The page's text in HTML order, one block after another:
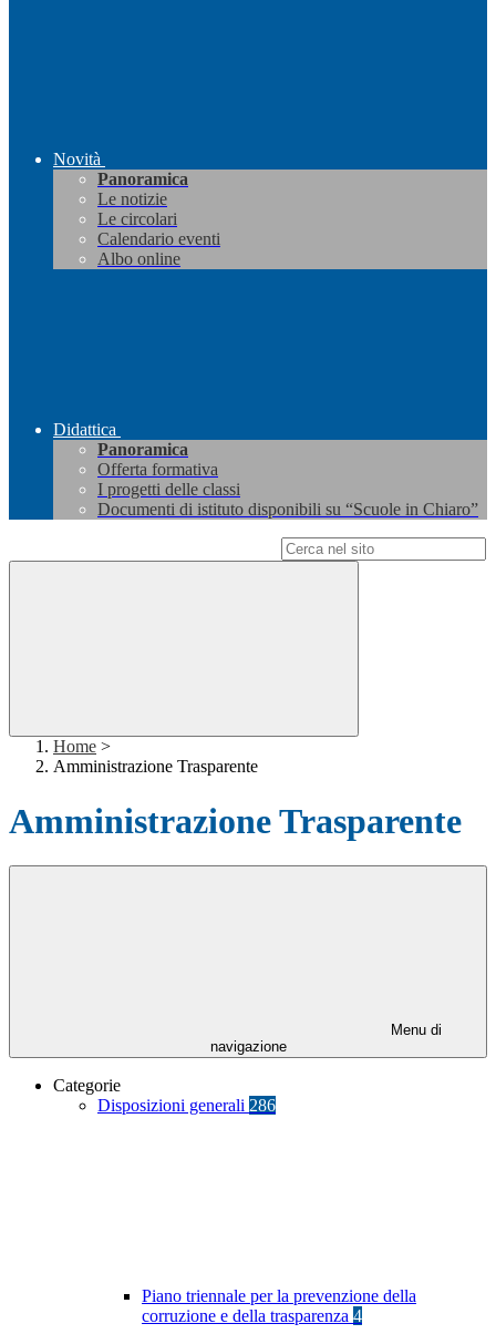
Novità
Panoramica
Le notizie
Le circolari
Calendario eventi
Albo online
Didattica
Panoramica
Offerta formativa
I progetti delle classi
Documenti di istituto disponibili su “Scuole in Chiaro”
Home >
Amministrazione Trasparente
Amministrazione Trasparente
Menu di
navigazione
Categorie
Disposizioni generali 286
Piano triennale per la prevenzione della
corruzione e della trasparenza 4